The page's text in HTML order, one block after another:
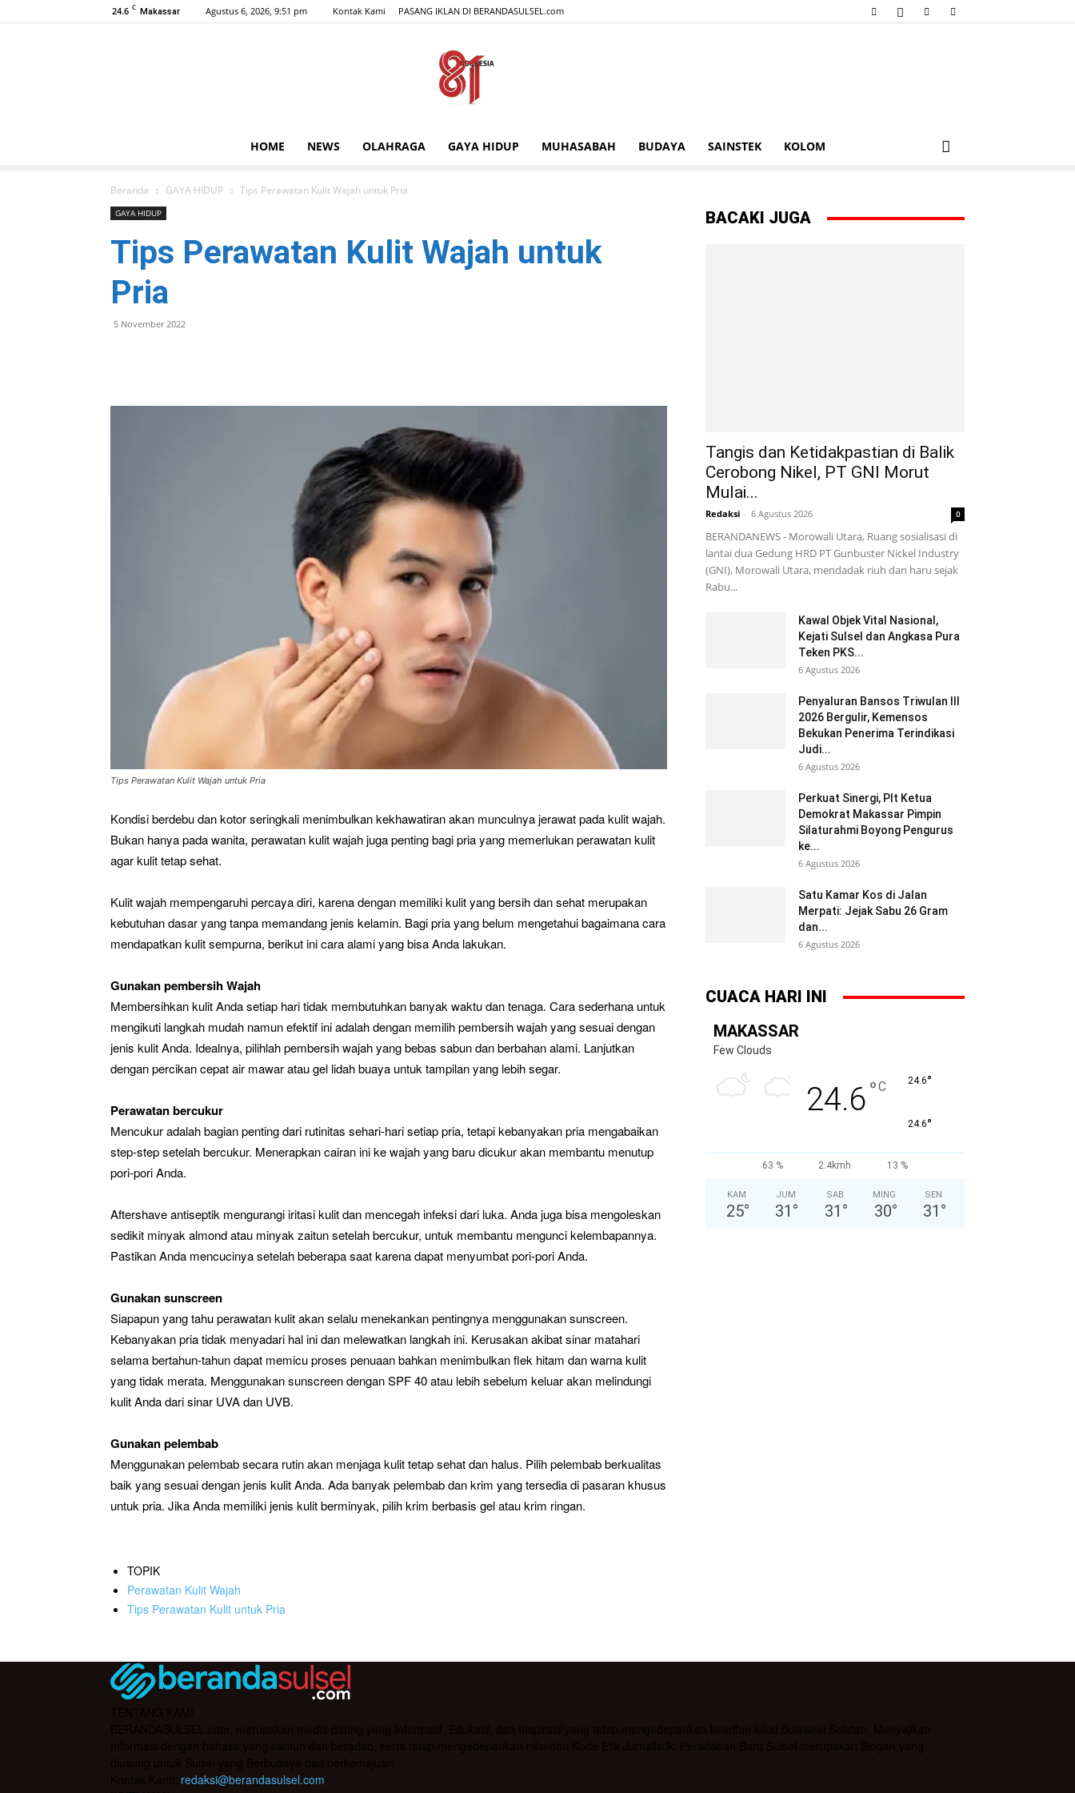
24.6 C Makassar Agustus 6, 2026, 9:51 pm Kontak Kami PASANG IKLAN DI BERANDASULSEL.com
HOME NEWS OLAHRAGA GAYA HIDUP MUHASABAH BUDAYA SAINSTEK KOLOM
Beranda GAYA HIDUP Tips Perawatan Kulit Wajah untuk Pria
GAYA HIDUP
Tips Perawatan Kulit Wajah untuk
Pria
5 November 2022
Tips Perawatan Kulit Wajah untuk Pria
Kondisi berdebu dan kotor seringkali menimbulkan kekhawatiran akan munculnya jerawat pada kulit wajah.
Bukan hanya pada wanita, perawatan kulit wajah juga penting bagi pria yang memerlukan perawatan kulit
agar kulit tetap sehat.
Kulit wajah mempengaruhi percaya diri, karena dengan memiliki kulit yang bersih dan sehat merupakan
kebutuhan dasar yang tanpa memandang jenis kelamin. Bagi pria yang belum mengetahui bagaimana cara
mendapatkan kulit sempurna, berikut ini cara alami yang bisa Anda lakukan.
Gunakan pembersih Wajah
Membersihkan kulit Anda setiap hari tidak membutuhkan banyak waktu dan tenaga. Cara sederhana untuk
mengikuti langkah mudah namun efektif ini adalah dengan memilih pembersih wajah yang sesuai dengan
jenis kulit Anda. Idealnya, pilihlah pembersih wajah yang bebas sabun dan berbahan alami. Lanjutkan
dengan percikan cepat air mawar atau gel lidah buaya untuk tampilan yang lebih segar.
Perawatan bercukur
Mencukur adalah bagian penting dari rutinitas sehari-hari setiap pria, tetapi kebanyakan pria mengabaikan
step-step setelah bercukur. Menerapkan cairan ini ke wajah yang baru dicukur akan membantu menutup
pori-pori Anda.
Aftershave antiseptik mengurangi iritasi kulit dan mencegah infeksi dari luka. Anda juga bisa mengoleskan
sedikit minyak almond atau minyak zaitun setelah bercukur, untuk membantu mengunci kelembapannya.
Pastikan Anda mencucinya setelah beberapa saat karena dapat menyumbat pori-pori Anda.
Gunakan sunscreen
Siapapun yang tahu perawatan kulit akan selalu menekankan pentingnya menggunakan sunscreen.
Kebanyakan pria tidak menyadari hal ini dan melewatkan langkah ini. Kerusakan akibat sinar matahari
selama bertahun-tahun dapat memicu proses penuaan bahkan menimbulkan flek hitam dan warna kulit
yang tidak merata. Menggunakan sunscreen dengan SPF 40 atau lebih sebelum keluar akan melindungi
kulit Anda dari sinar UVA dan UVB.
Gunakan pelembab
Menggunakan pelembab secara rutin akan menjaga kulit tetap sehat dan halus. Pilih pelembab berkualitas
baik yang sesuai dengan jenis kulit Anda. Ada banyak pelembab dan krim yang tersedia di pasaran khusus
untuk pria. Jika Anda memiliki jenis kulit berminyak, pilih krim berbasis gel atau krim ringan.
TOPIK
Perawatan Kulit Wajah
Tips Perawatan Kulit untuk Pria
BACAKI JUGA
Tangis dan Ketidakpastian di Balik
Cerobong Nikel, PT GNI Morut
Mulai...
Redaksi - 6 Agustus 2026 0
BERANDANEWS - Morowali Utara, Ruang sosialisasi di
lantai dua Gedung HRD PT Gunbuster Nickel Industry
(GNI), Morowali Utara, mendadak riuh dan haru sejak
Rabu...
Kawal Objek Vital Nasional,
Kejati Sulsel dan Angkasa Pura
Teken PKS...
6 Agustus 2026
Penyaluran Bansos Triwulan III
2026 Bergulir, Kemensos
Bekukan Penerima Terindikasi
Judi...
6 Agustus 2026
Perkuat Sinergi, Plt Ketua
Demokrat Makassar Pimpin
Silaturahmi Boyong Pengurus
ke...
6 Agustus 2026
Satu Kamar Kos di Jalan
Merpati: Jejak Sabu 26 Gram
dan...
6 Agustus 2026
CUACA HARI INI
MAKASSAR
Few Clouds
24.6°C 24.6°
24.6°
63 % 2.4kmh 13 %
KAM
25°
JUM
31 °
SAB
31 °
MING
30°
SEN
31 °
redaksi@berandasulsel.com